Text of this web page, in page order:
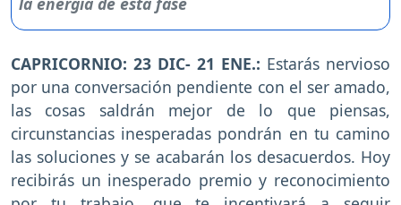
CAPRICORNIO: 23 DIC- 21 ENE.: Estarás nervioso
por una conversación pendiente con el ser amado,
las cosas saldrán mejor de lo que piensas,
circunstancias inesperadas pondrán en tu camino
las soluciones y se acabarán los desacuerdos. Hoy
recibirás un inesperado premio y reconocimiento